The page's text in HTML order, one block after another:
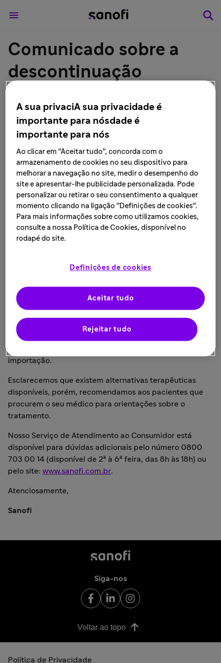
Comunicado sobre a
descontinuação
fabricação/importação
do AIXA® (acetato de
clormadinona +
etinilestradiol) 2 mg +
0,03 mg comprimido
revestido
São Paulo, 10 de novembro de 2022— A Sanofi informa
que protocolou em 08/11/2022, perante a Agência
de desabastecimento temporário do medicamento
AIXA® (acetato de clormadinona + etinilestradiol) 2 mg +
importação.
Esclarecemos que existem alternativas terapêuticas
disponíveis, porém, recomendamos aos pacientes que
procurem o seu médico para orientações sobre o
tratamento.
Nosso Serviço de Atendimento ao Consumidor está
disponível para dúvidas adicionais pelo número 0800
703 00 14 (disponível de 2ª à 6ª feira, das 8h às 18h) ou
pelo site: www.sanofi.com.br.
Atenciosamente,
Sanofi
Siga-nos
Voltar ao topo
Política de Privacidade
A sua privaciA sua privacidade é
importante para nósdade é
importante para nós
Ao clicar em "Aceitar tudo", concorda com o
armazenamento de cookies no seu dispositivo para
melhorar a navegação no site, medir o desempenho do
site e apresentar-lhe publicidade personalizada. Pode
personalizar ou retirar o seu consentimento a qualquer
momento clicando na ligação "Definições de cookies".
Para mais informações sobre como utilizamos cookies,
consulte a nossa Política de Cookies, disponível no
rodapé do site.
Definições de cookies
Rejeitar tudo
Aceitar tudo